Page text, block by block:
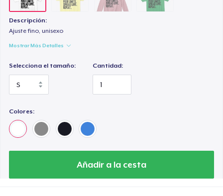
Descripción:
Ajuste fino, unisexo
Mostrar Más Detalles
Selecciona el tamaño: Cantidad:
Colores:
Añadir a la cesta